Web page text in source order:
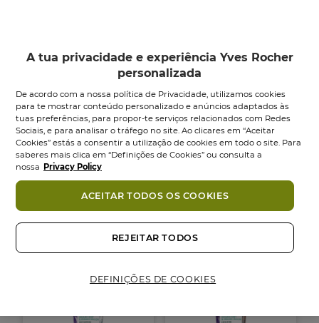
Creme de Pés
Absorção Rápida
Tubo 75 ml
4.7
5
estrelas.
análises
Adicionar
Bálsamo Reparador
para os Pés
Tubo 75 ml
4.6
em
5
estrelas.
992
análises
9,95 €
Adicionar
A tua privacidade e experiência Yves Rocher
personalizada
De acordo com a nossa política de Privacidade, utilizamos cookies
para te mostrar conteúdo personalizado e anúncios adaptados às
tuas preferências, para propor-te serviços relacionados com Redes
Sociais, e para analisar o tráfego no site. Ao clicares em “Aceitar
Cookies” estás a consentir a utilização de cookies em todo o site. Para
saberes mais clica em “Definições de Cookies” ou consulta a
nossa Privacy Policy
DEFINIÇÕES DE COOKIES
REJEITAR TODOS
ACEITAR TODOS OS COOKIES